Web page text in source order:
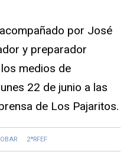
por José
y preparador
medios de
22 de junio a las
de Los Pajaritos.
2ªRFEF